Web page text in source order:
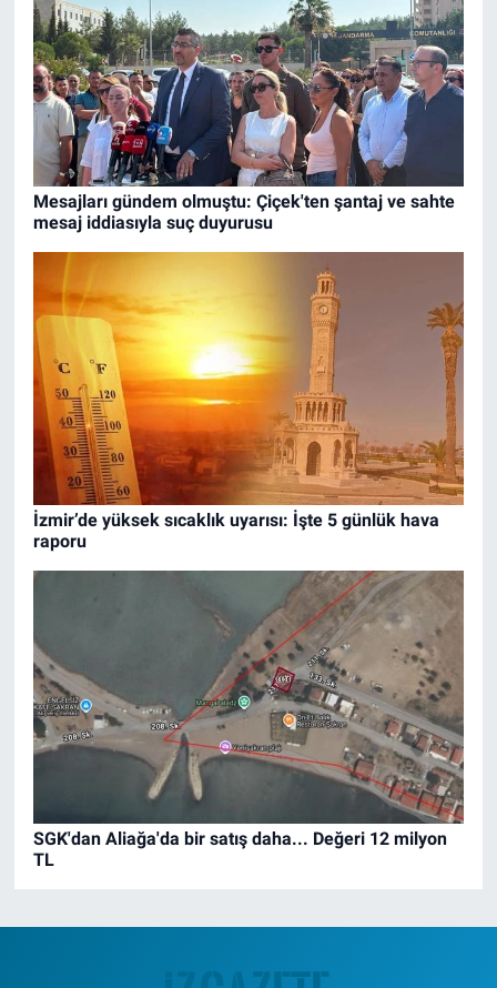
Mesajları gündem olmuştu: Çiçek'ten şantaj ve sahte
mesaj iddiasıyla suç duyurusu
İzmir’de yüksek sıcaklık uyarısı: İşte 5 günlük hava
raporu
SGK'dan Aliağa'da bir satış daha... Değeri 12 milyon
TL